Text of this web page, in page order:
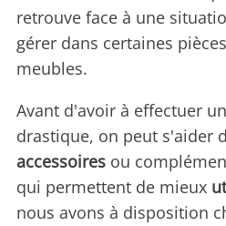
retrouve face à une
gérer dans certaines
meubles.
Avant d'avoir à effectuer
drastique, on peut s'aider
accessoires ou
qui permettent de mieux
nous avons à disposition